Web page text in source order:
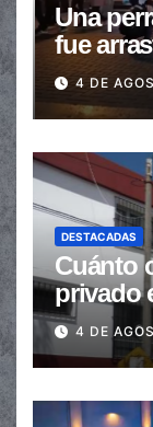
Una
fue
en la
4 DE
DESTACADAS
Cuánto
privado
de4 DE